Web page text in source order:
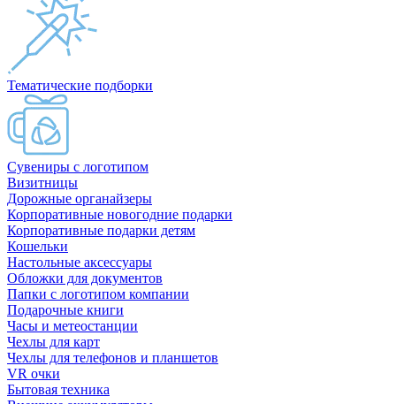
Тематические подборки
Сувениры с логотипом
Визитницы
Дорожные органайзеры
Корпоративные новогодние подарки
Корпоративные подарки детям
Кошельки
Настольные аксессуары
Обложки для документов
Папки с логотипом компании
Подарочные книги
Часы и метеостанции
Чехлы для карт
Чехлы для телефонов и планшетов
VR очки
Бытовая техника